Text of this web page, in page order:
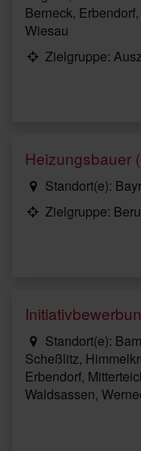
Berneck,
Wiesau
Zielgruppe:
Heizungsbauer
Standort(e):
Zielgruppe:
Standort(e):
Scheßlitz,
Erbendorf,
Waldsassen,